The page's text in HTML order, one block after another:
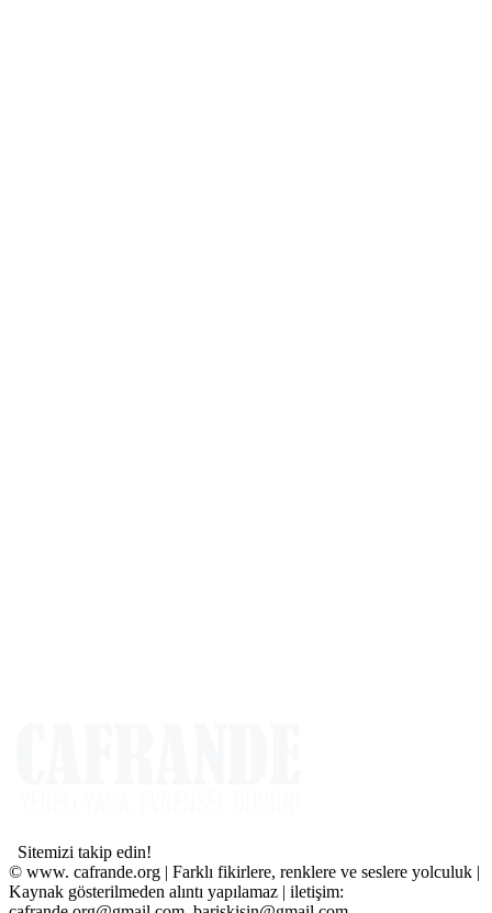
Sitemizi takip edin!
© www. cafrande.org | Farklı fikirlere, renklere ve seslere yolculuk |
Kaynak gösterilmeden alıntı yapılamaz | iletişim: